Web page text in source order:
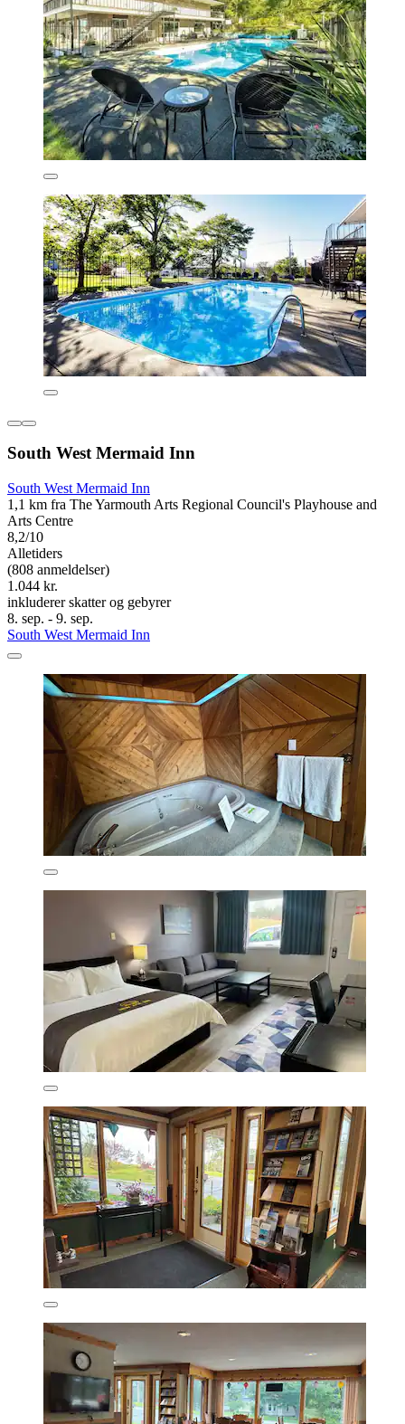
South West Mermaid Inn
South West Mermaid Inn
1,1 km fra The Yarmouth Arts Regional Council's Playhouse and
Arts Centre
8,2/10
Alletiders
(808 anmeldelser)
1.044 kr.
inkluderer skatter og gebyrer
8. sep. - 9. sep.
South West Mermaid Inn